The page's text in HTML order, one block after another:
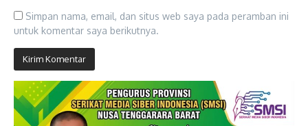
Simpan nama, email, dan situs web saya pada peramban ini
untuk komentar saya berikutnya.